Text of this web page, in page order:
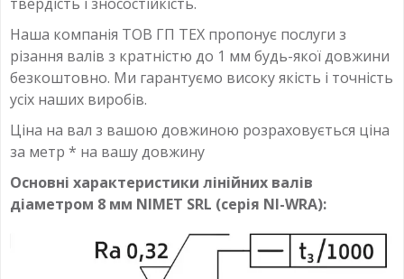
Наша компанія ТОВ ГП ТЕХ пропонує послуги з
різання валів з кратністю до 1 мм будь-якої довжини
безкоштовно. Ми гарантуємо високу якість і точність
усіх наших виробів.
Ціна на вал з вашою довжиною розраховується ціна
за метр * на вашу довжину
Основні характеристики лінійних валів
діаметром 8 мм NIMET SRL (серія NI-WRA):